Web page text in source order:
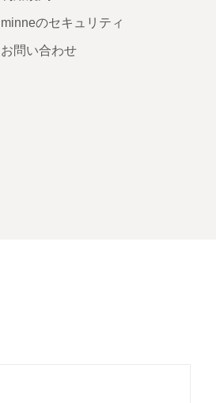
minneのセキュリティ
お問い合わせ